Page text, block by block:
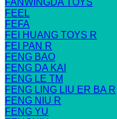
FANWINGDA TOYS
FEEL
FEFA
FEI HUANG TOYS R
FEI PAN R
FENG BAO
FENG DA KAI
FENG LE TM
FENG LING LIU ER BA R
FENG NIU R
FENG YU